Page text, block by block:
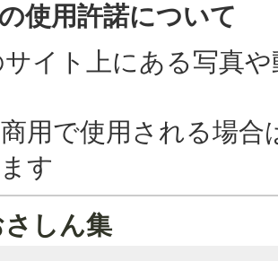
使用許諾について
イト上にある写真
用で使用される場合
す
しん集